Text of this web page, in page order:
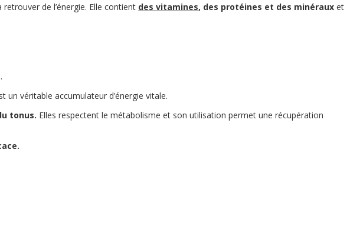
de l’énergie. Elle contient des vitamines, des protéines et des minéraux et
un véritable accumulateur d’énergie vitale.
tonus. Elles respectent le métabolisme et son utilisation permet une récupération